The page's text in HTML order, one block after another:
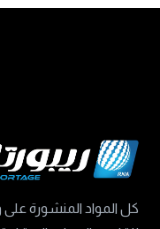
كل المواد المنشورة على